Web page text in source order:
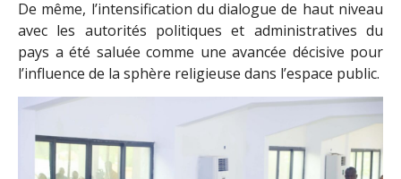
De même, l’intensification du dialogue de haut niveau
avec les autorités politiques et administratives du
pays a été saluée comme une avancée décisive pour
l’influence de la sphère religieuse dans l’espace public.